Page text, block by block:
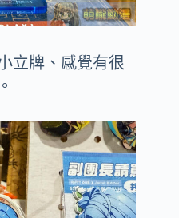
立牌、感覺有很